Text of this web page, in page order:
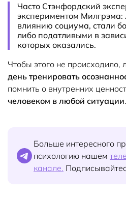
Часто Стэнфордский
экспериментом
влиянию социума, стали
либо податливыми в
которых оказались.
Чтобы этого не
день тренировать
помнить о внутренних
человеком в любой ситуации.
Больше интересного
психологию нашем
канале.